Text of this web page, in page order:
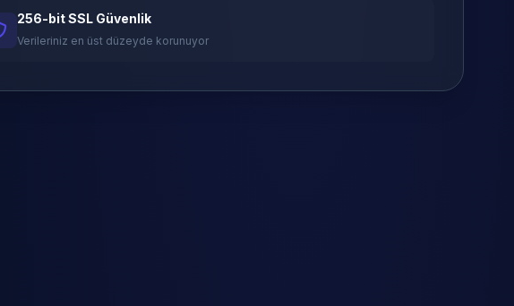
256-bit SSL Güvenlik
Verileriniz en üst düzeyde korunuyor